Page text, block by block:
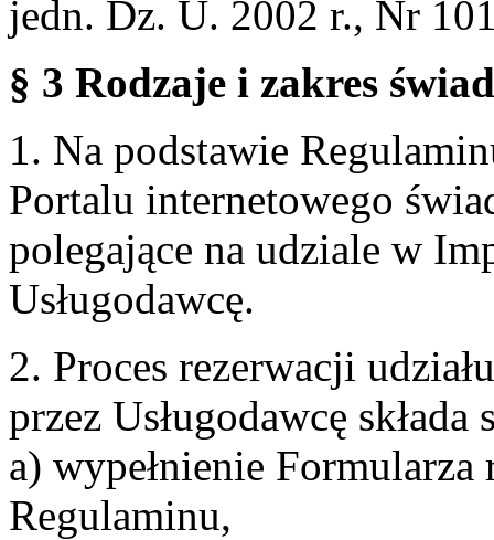
jedn. Dz. U. 2002 r., Nr
§ 3 Rodzaje i zakres
1. Na podstawie
Portalu internetowego
polegające na udziale w
Usługodawcę.
2. Proces rezerwacji
przez Usługodawcę
a) wypełnienie
Regulaminu,